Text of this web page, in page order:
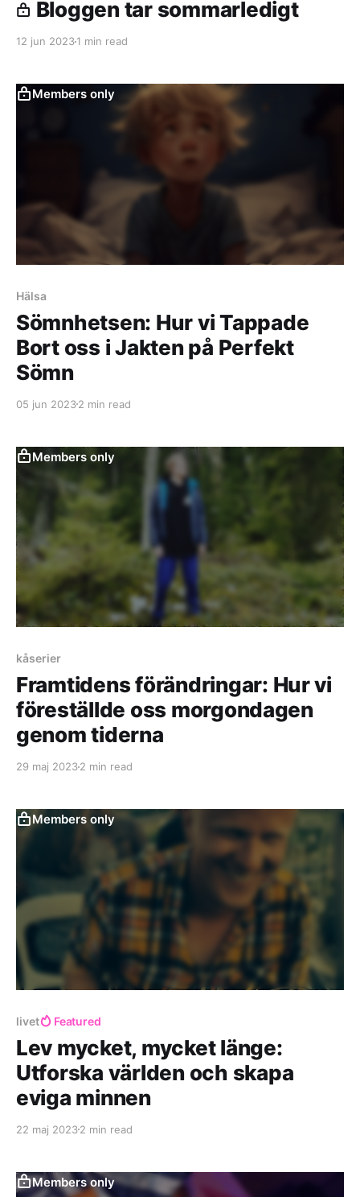
Bloggen tar sommarledigt
12 jun 20231 min read
Members only
Hälsa
Sömnhetsen: Hur vi Tappade
Bort oss i Jakten på Perfekt
Sömn
05 jun 20232 min read
Members only
kåserier
Framtidens förändringar: Hur vi
föreställde oss morgondagen
genom tiderna
29 maj 20232 min read
Members only
livet Featured
Lev mycket, mycket länge:
Utforska världen och skapa
eviga minnen
22 maj 20232 min read
Members only